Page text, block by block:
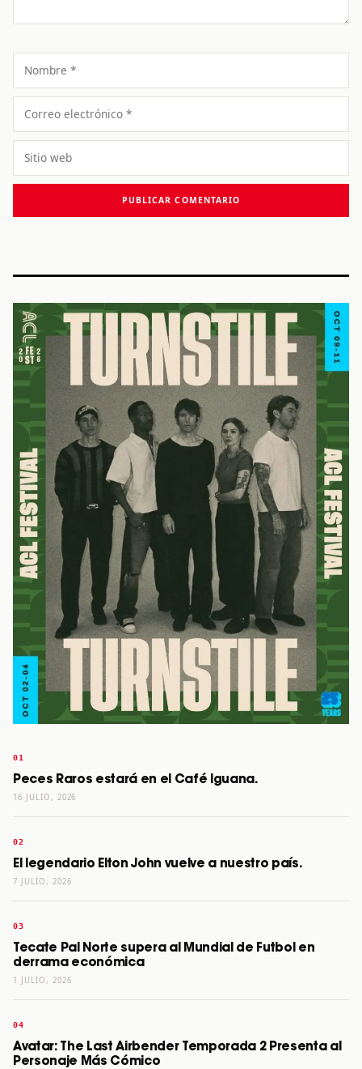
Nombre
Correo
electrónico
Sitio
web
Peces Raros estará en el Café Iguana.
16 JULIO, 2026
El legendario Elton John vuelve a nuestro país.
7 JULIO, 2026
Tecate Pal Norte supera al Mundial de Futbol en
derrama económica
1 JULIO, 2026
Avatar: The Last Airbender Temporada 2 Presenta al
Personaje Más Cómico